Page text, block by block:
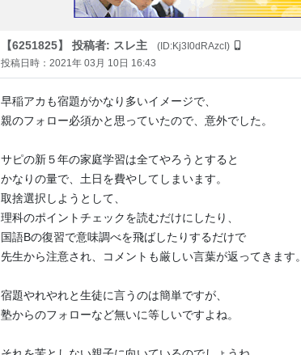
【6251825】 投稿者: スレ主
(ID:Kj3I0dRAzcI)
投稿日時：2021年 03月 10日 16:43
早稲アカも宿題がかなり多いイメージで、
親のフォロー必須かと思っていたので、意外でした。
サピの新５年の家庭学習は全てやろうとすると
かなりの量で、土日を費やしてしまいます。
取捨選択しようとして、
理科のポイントチェックを読むだけにしたり、
国語Bの復習で意味調べを飛ばしたりするだけで
先生から注意され、コメントも厳しい言葉が返ってきます。
宿題やれやれと生徒に言うのは簡単ですが、
塾からのフォローなど無いに等しいですよね。